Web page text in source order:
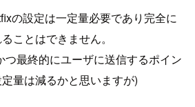
の設定は一定量必要であり完全に
ことはできません。
つ最終的にユーザに送信するポイン
量は減るかと思いますが)